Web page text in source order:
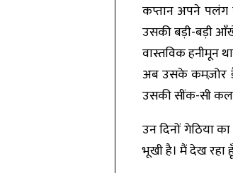
कप्तान अपने पलंग
उसकी बड़ी-बड़ी आँखें
वास्तविक हनीमून
अब उसके कमज़ोर
उसकी सींक-सी
उन दिनों गेठिया
भूखी है। मैं देख रहा